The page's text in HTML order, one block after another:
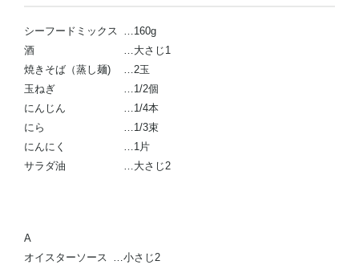
シーフードミックス …160g
酒
…大さじ1
焼きそば（蒸し麺)
…2玉
玉ねぎ
…1/2個
にんじん
…1/4本
にら
…1/3束
にんにく
…1片
サラダ油
…大さじ2
A
オイスターソース
…小さじ2